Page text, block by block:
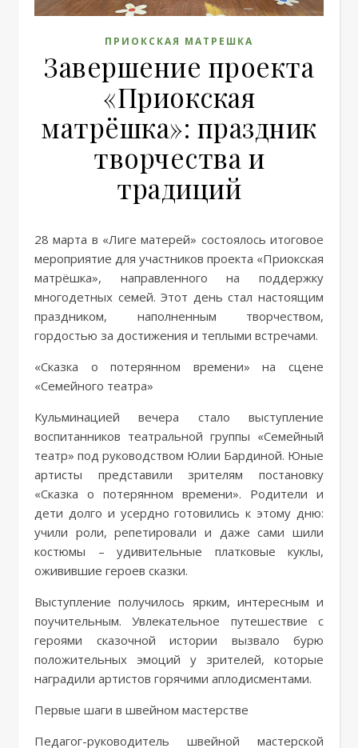
ПРИОКСКАЯ МАТРЕШКА
Завершение проекта
«Приокская
матрёшка»: праздник
творчества и
традиций
28 марта в «Лиге матерей» состоялось итоговое
мероприятие для участников проекта «Приокская
матрёшка», направленного на поддержку
многодетных семей. Этот день стал настоящим
праздником, наполненным творчеством,
гордостью за достижения и теплыми встречами.
«Сказка о потерянном времени» на сцене
«Семейного театра»
Кульминацией вечера стало выступление
воспитанников театральной группы «Семейный
театр» под руководством Юлии Бардиной. Юные
артисты представили зрителям постановку
«Сказка о потерянном времени». Родители и
дети долго и усердно готовились к этому дню:
учили роли, репетировали и даже сами шили
костюмы – удивительные платковые куклы,
оживившие героев сказки.
Выступление получилось ярким, интересным и
поучительным. Увлекательное путешествие с
героями сказочной истории вызвало бурю
положительных эмоций у зрителей, которые
наградили артистов горячими аплодисментами.
Первые шаги в швейном мастерстве
Педагог-руководитель швейной мастерской